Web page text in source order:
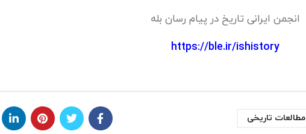
انجمن ایرانی تاریخ در پیام رسان بله
https://ble.ir/ishistory
مطالعات تاریخی